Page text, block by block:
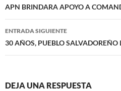
de
entradas
APN BRINDARA APOYO A
ENTRADA SIGUIENTE
30 AÑOS, PUEBLO SALVADOREÑO
DEJA UNA RESPUESTA